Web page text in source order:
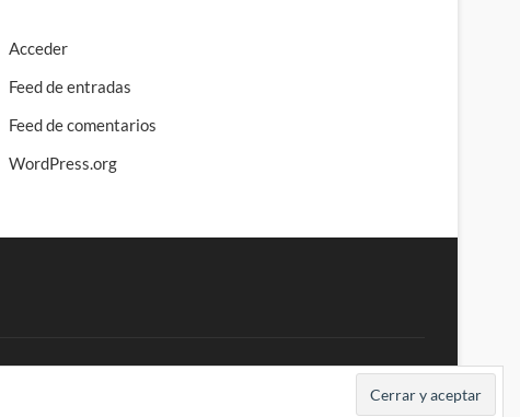
Acceder
Feed de entradas
Feed de comentarios
WordPress.org